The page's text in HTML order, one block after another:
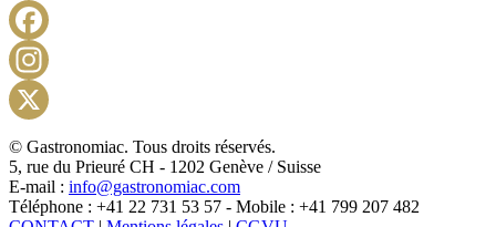
X
© Gastronomiac. Tous droits réservés.
5, rue du Prieuré CH - 1202 Genève / Suisse
E-mail : info@gastronomiac.com
Téléphone : +41 22 731 53 57 - Mobile : +41 799 207 482